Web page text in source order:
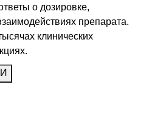
о дозировке,
препарата.
клинических